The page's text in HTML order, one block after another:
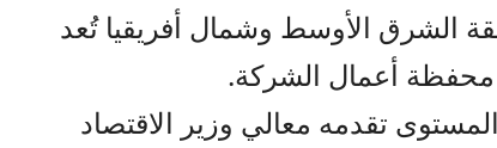
الشرق الأوسط وشمال أفريقيا تُعد
محفظة أعمال الشركة.
تقدمه معالي وزير الاقتصاد